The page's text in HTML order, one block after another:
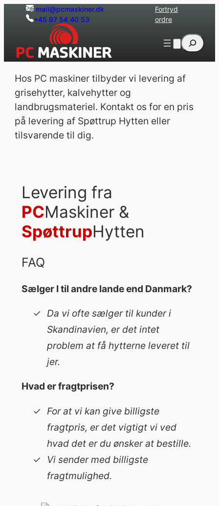
Spring mail@pcmaskiner.dk
+45 97 54 40 53
Fortryd
ordre
Søg
Hos PC maskiner tilbyder vi levering af
grisehytter, kalvehytter og
landbrugsmateriel. Kontakt os for en pris
på levering af Spøttrup Hytten eller
tilsvarende til dig.
Levering fra
PCMaskiner &
SpøttrupHytten
FAQ
Sælger I til andre lande end Danmark?
Da vi ofte sælger til kunder i
Skandinavien, er det intet
problem at få hytterne leveret til
jer.
Hvad er fragtprisen?
For at vi kan give billigste
fragtpris, er det vigtigt vi ved
hvad det er du ønsker at bestille.
​Vi sender med billigste
fragtmulighed.